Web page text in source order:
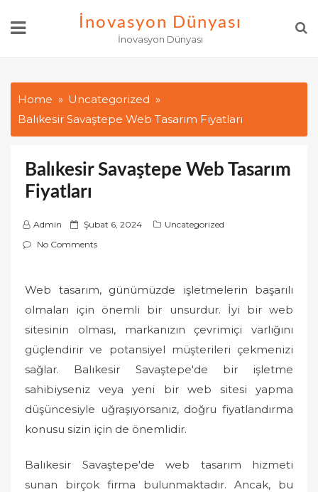
İnovasyon Dünyası
İnovasyon Dünyası
Home
Uncategorized
Balıkesir Savaştepe Web Tasarım Fiyatları
Balıkesir Savaştepe Web Tasarım
Fiyatları
Admin
P
o
e
d
o
n
Şubat 6, 2024
Uncategorized
No Comments
Web tasarım, günümüzde işletmelerin başarılı
olmaları için önemli bir unsurdur. İyi bir web
sitesinin olması, markanızın çevrimiçi varlığını
güçlendirir ve potansiyel müşterileri çekmenizi
sağlar. Balıkesir Savaştepe'de bir işletme
sahibiyseniz veya yeni bir web sitesi yapma
düşüncesiyle uğraşıyorsanız, doğru fiyatlandırma
konusu sizin için de önemlidir.
Balıkesir Savaştepe'de web tasarım hizmeti
sunan birçok firma bulunmaktadır. Ancak, bu